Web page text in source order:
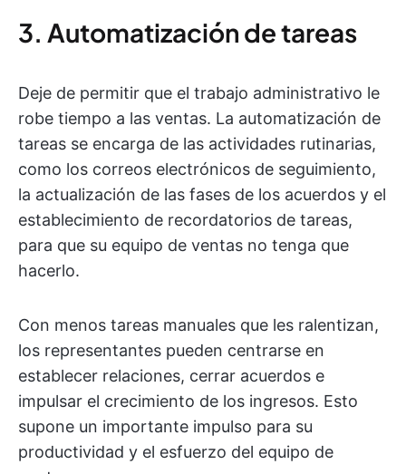
3. Automatización de tareas
Deje de permitir que el trabajo administrativo le
robe tiempo a las ventas. La automatización de
tareas se encarga de las actividades rutinarias,
como los correos electrónicos de seguimiento,
la actualización de las fases de los acuerdos y el
establecimiento de recordatorios de tareas,
para que su equipo de ventas no tenga que
hacerlo.
Con menos tareas manuales que les ralentizan,
los representantes pueden centrarse en
establecer relaciones, cerrar acuerdos e
impulsar el crecimiento de los ingresos. Esto
supone un importante impulso para su
productividad y el esfuerzo del equipo de